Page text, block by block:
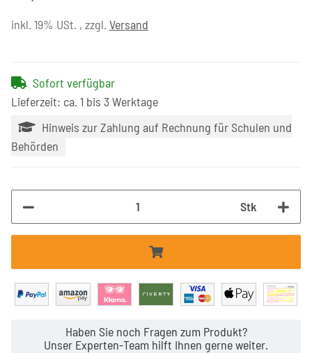
inkl. 19% USt. , zzgl. Versand
Sofort verfügbar
Lieferzeit: ca. 1 bis 3 Werktage
Hinweis zur Zahlung auf Rechnung für Schulen und
Behörden
Stk
Haben Sie noch Fragen zum Produkt?
Unser Experten-Team hilft Ihnen gerne weiter.